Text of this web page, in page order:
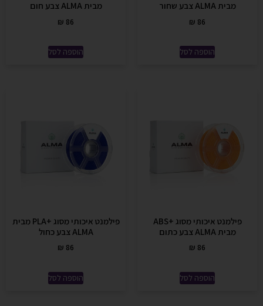
מבית ALMA צבע שחור
₪ 86
הוספה לסל
מבית ALMA צבע חום
₪ 86
הוספה לסל
פילמנט איכותי מסוג +ABS
מבית ALMA צבע כתום
₪ 86
הוספה לסל
פילמנט איכותי מסוג +PLA מבית
ALMA צבע כחול
₪ 86
הוספה לסל